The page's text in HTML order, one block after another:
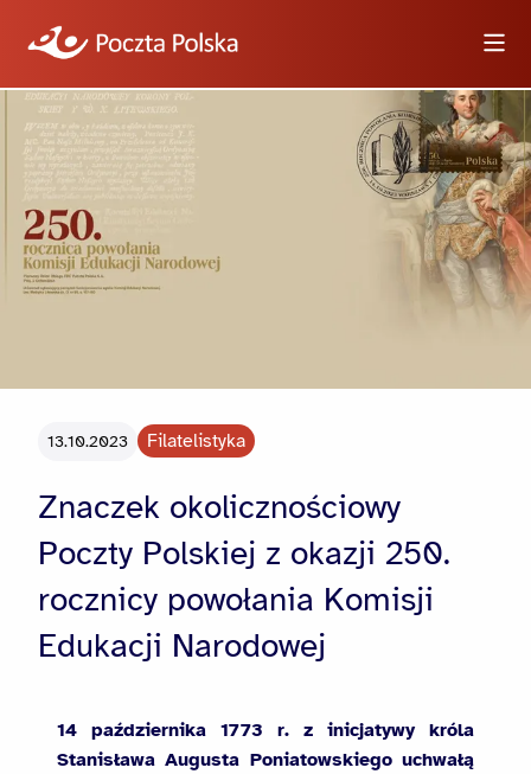
Wyszukiwarka
Dla dziennikarzy
13.10.2023 Filatelistyka
Znaczek okolicznościowy
Poczty Polskiej z okazji 250.
rocznicy powołania Komisji
Edukacji Narodowej
14 października 1773 r. z inicjatywy króla
Stanisława Augusta Poniatowskiego uchwałą